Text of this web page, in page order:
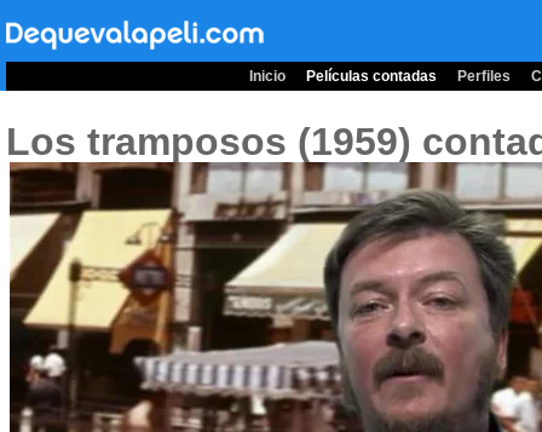
Inicio Películas contadas Perfiles
Los tramposos (1959)